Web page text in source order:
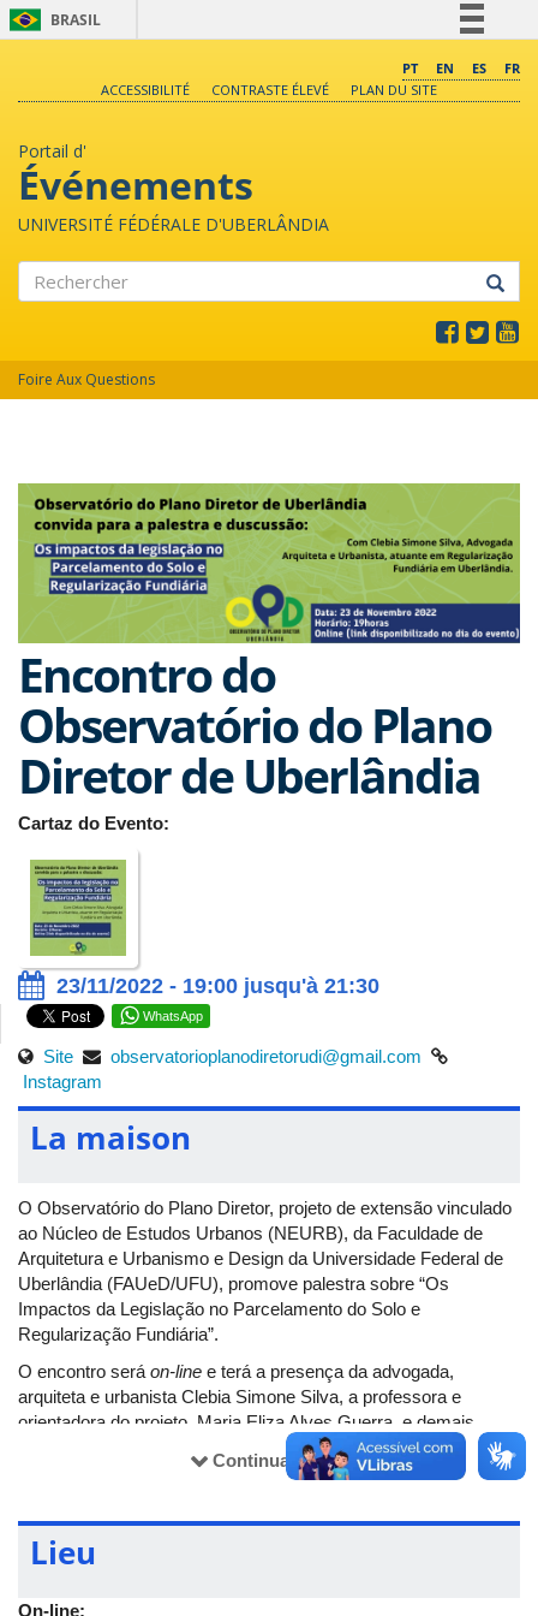
BRASIL
Comunica BR
PT EN ES
FR
ACCESSIBILITÉ
CONTRASTE ÉLEVÉ PLAN DU SITE
Portail d'
Événements
UNIVERSITÉ FÉDÉRALE D'UBERLÂNDIA
Foire Aux Questions
Encontro do
Observatório do Plano
Diretor de Uberlândia
Cartaz do Evento:
23/11/2022 - 19:00 jusqu'à 21:30
WhatsApp
Site
observatorioplanodiretorudi@gmail.com
Instagram
La maison
O Observatório do Plano Diretor, projeto de extensão vinculado
ao Núcleo de Estudos Urbanos (NEURB), da Faculdade de
Arquitetura e Urbanismo e Design da Universidade Federal de
Uberlândia (FAUeD/UFU), promove palestra sobre “Os
Impactos da Legislação no Parcelamento do Solo e
Regularização Fundiária”.
O encontro será on-line e terá a presença da advogada,
arquiteta e urbanista Clebia Simone Silva, a professora e
orientadora do projeto, Maria Eliza Alves Guerra, e demais
integrantes do Coletivo OPD, que possui como parceiros:
NEURB-FAUeD/UFU, Associação para a Gestão Ambiental do
Teto (MTST), Conselho de Arquitetura e Urbanismo (CAU/MG),
Comissão Pastoral da Terra (CPT), Central de Movimentos
Continuar lendo
Lieu
On-line: